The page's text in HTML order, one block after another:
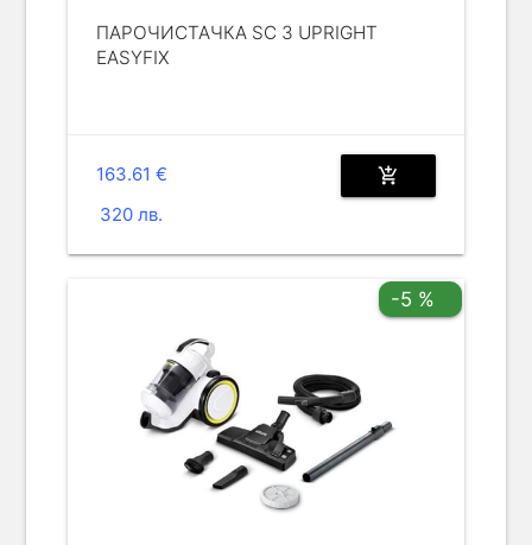
ПАРОЧИСТАЧКА SC 3 UPRIGHT
EASYFIX
163.61 €
320 лв.
add_shopping_cart
-5 %